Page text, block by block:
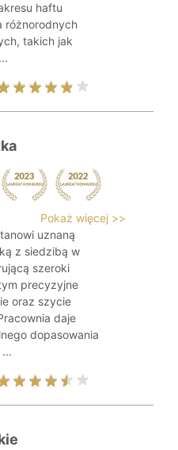
haftu
różnorodnych
takich jak
Pokaż więcej >>
uznaną
z siedzibą w
szeroki
precyzyjne
oraz szycie
daje
dopasowania